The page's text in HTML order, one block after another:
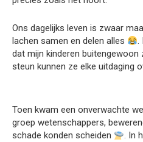
Ons dagelijks leven is zwaar
lachen samen en delen alles
.
dat mijn kinderen buitengewoon
steun kunnen ze elke uitdaging
Toen kwam een onverwachte
groep wetenschappers,
schade konden scheiden
. In